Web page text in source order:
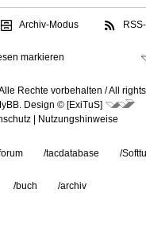
Archiv-Modus
markieren
Rechte vorbehalten /All
Design © [ExiTuS]
Nutzungshinweise
/tacdatabase /
/buch /archiv